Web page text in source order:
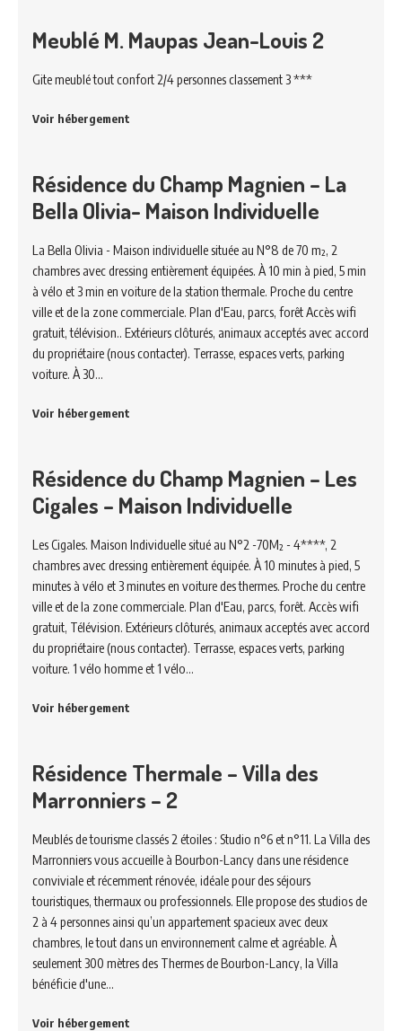
Meublé M. Maupas Jean-Louis 2
Gite meublé tout confort 2/4 personnes classement 3 ***
Voir hébergement
Résidence du Champ Magnien – La
Bella Olivia- Maison Individuelle
La Bella Olivia - Maison individuelle située au N°8 de 70 m², 2
chambres avec dressing entièrement équipées. À 10 min à pied, 5 min
à vélo et 3 min en voiture de la station thermale. Proche du centre
ville et de la zone commerciale. Plan d'Eau, parcs, forêt Accès wifi
gratuit, télévision.. Extérieurs clôturés, animaux acceptés avec accord
du propriétaire (nous contacter). Terrasse, espaces verts, parking
voiture. À 30…
Voir hébergement
Résidence du Champ Magnien – Les
Cigales – Maison Individuelle
Les Cigales. Maison Individuelle situé au N°2 -70M² - 4****, 2
chambres avec dressing entièrement équipée. À 10 minutes à pied, 5
minutes à vélo et 3 minutes en voiture des thermes. Proche du centre
ville et de la zone commerciale. Plan d'Eau, parcs, forêt. Accès wifi
gratuit, Télévision. Extérieurs clôturés, animaux acceptés avec accord
du propriétaire (nous contacter). Terrasse, espaces verts, parking
voiture. 1 vélo homme et 1 vélo…
Voir hébergement
Résidence Thermale – Villa des
Marronniers – 2
Meublés de tourisme classés 2 étoiles : Studio n°6 et n°11. La Villa des
Marronniers vous accueille à Bourbon-Lancy dans une résidence
conviviale et récemment rénovée, idéale pour des séjours
touristiques, thermaux ou professionnels. Elle propose des studios de
2 à 4 personnes ainsi qu’un appartement spacieux avec deux
chambres, le tout dans un environnement calme et agréable. À
seulement 300 mètres des Thermes de Bourbon-Lancy, la Villa
bénéficie d'une…
Voir hébergement